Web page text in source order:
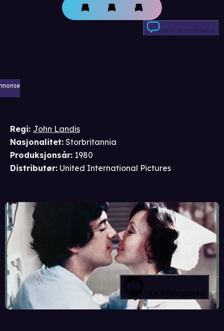
Skriv anmeldelse
Regi: John Landis
Nasjonalitet: Storbritannia
Produksjonsår: 1980
Distributør: United International Pictures
Se bildegalleri